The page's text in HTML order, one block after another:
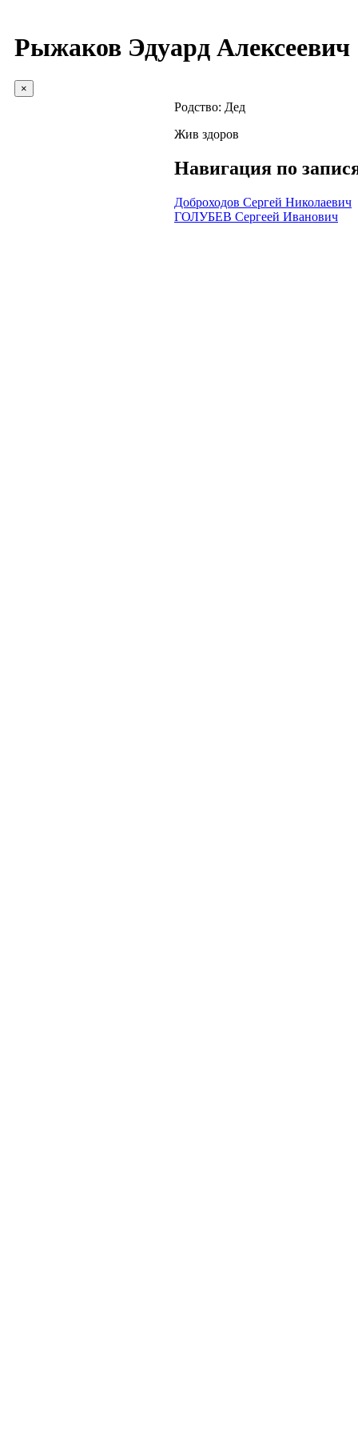
Рыжаков Эдуард Алексеевич
×
Родство: Дед
Жив здоров
Навигация по
Доброходов Сергей Николаевич
ГОЛУБЕВ Сергеей Иванович